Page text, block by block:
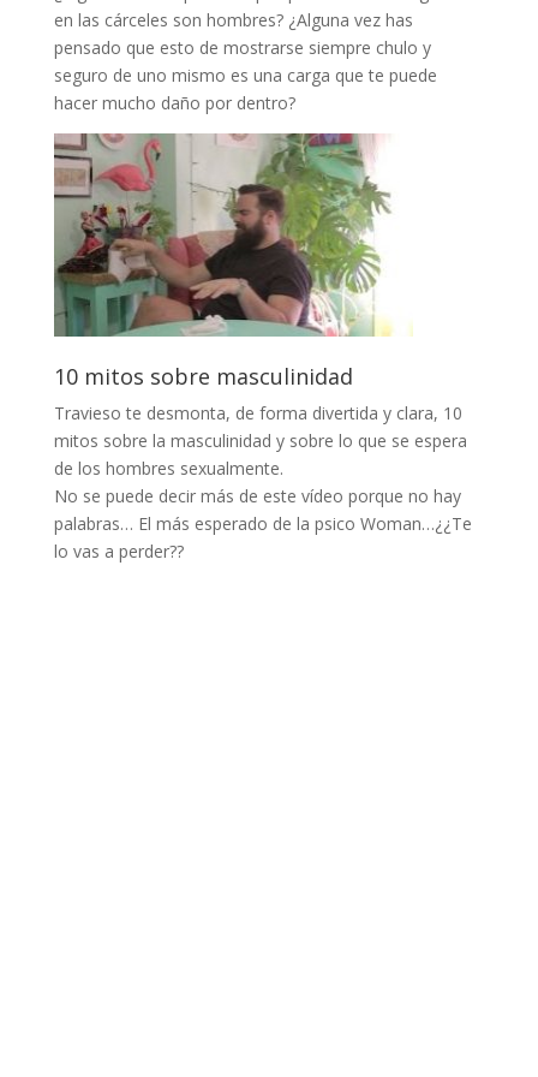
en las cárceles son hombres? ¿Alguna vez has
pensado que esto de mostrarse siempre chulo y
seguro de uno mismo es una carga que te puede
hacer mucho daño por dentro?
10 mitos sobre masculinidad
Travieso te desmonta, de forma divertida y clara, 10
mitos sobre la masculinidad y sobre lo que se espera
de los hombres sexualmente.
No se puede decir más de este vídeo porque no hay
palabras… El más esperado de la psico Woman…¿¿Te
lo vas a perder??